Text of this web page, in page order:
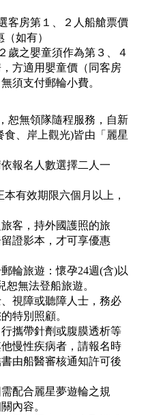
客房第１、２人船艙票價
如有）
歲之嬰童須作為第３、４
方適用嬰童價（同客房
須支付郵輪小費。
恕無領隊隨程服務，自新
、岸上觀光)皆由「麗星
報名人數選擇二人一
有效期限六個月以上，
客，持外國護照的旅
證影本，才可享優惠
輪旅遊：懷孕24週(含)以
恕無法登船旅遊。
視障或聽障人士，務必
特別照顧。
攜帶針劑或腹膜透析等
慢性疾病者，請報名時
由船醫審核通知許可後
配合麗星夢遊輪之規
內容。